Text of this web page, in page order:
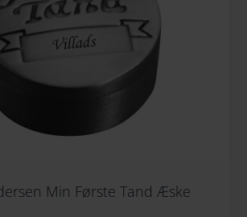
Min Første Tand Æske